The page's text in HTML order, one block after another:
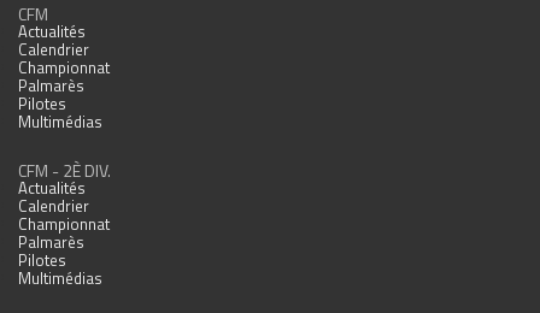
CFM
Actualités
Calendrier
Championnat
Palmarès
Pilotes
Multimédias
CFM - 2È DIV.
Actualités
Calendrier
Championnat
Palmarès
Pilotes
Multimédias